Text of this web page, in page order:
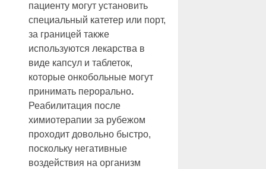
пациенту могут установить
специальный катетер или порт,
за границей также
используются лекарства в
виде капсул и таблеток,
которые онкобольные могут
принимать перорально.
Реабилитация после
химиотерапии за рубежом
проходит довольно быстро,
поскольку негативные
воздействия на организм